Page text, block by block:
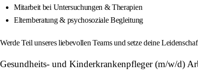
Mitarbeit bei Untersuchungen & Therapien
Elternberatung & psychosoziale Begleitung
Werde Teil unseres liebevollen Teams und setze deine
Gesundheits- und Kinderkrankenpfleger (m/w/d)